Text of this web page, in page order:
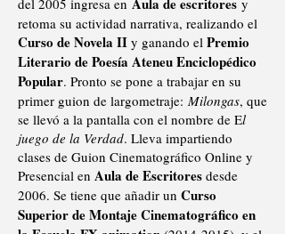
del 2005 ingresa en
y
retoma su actividad narrativa, realizando el
Curso de Novela II y ganando el Premio
Literario de Poesía Ateneu Enciclopédico
Popular. Pronto se pone a trabajar en su
primer guion de largometraje: Milongas, que
se llevó a la pantalla con el nombre de El
juego de la Verdad. Lleva impartiendo
clases de Guion Cinematográfico Online y
Presencial en Aula de Escritores desde
2006. Se tiene que añadir un Curso
Superior de Montaje Cinematográfico en